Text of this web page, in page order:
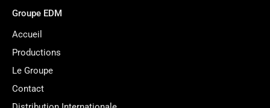
Groupe EDM
Accueil
Productions
Le Groupe
Contact